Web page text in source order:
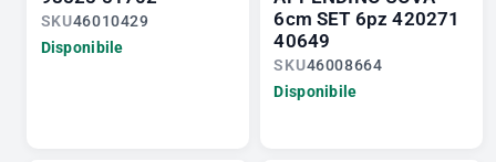
SKU46010429
Disponibile
6cm SET 6pz 420271
40649
SKU46008664
Disponibile